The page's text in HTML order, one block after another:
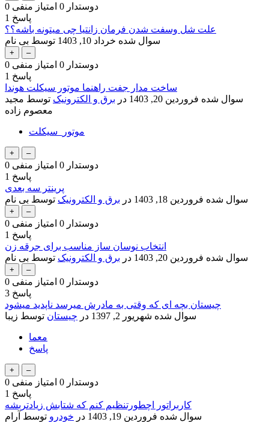
0 دوستدار 0 امتیاز منفی
1 پاسخ
علت شل وسفت شدن فرمان زانتیا چی میتونه باشه؟؟
سوال شده خرداد 10, 1403 توسط بی نام
0 دوستدار 0 امتیاز منفی
1 پاسخ
ساخت مدار جفت راهنما موتور سیکلت هوندا
سوال شده فروردین 20, 1403 در برق و الکترونیک توسط مجید
معصوم زاده
موتور_سیکلت
0 دوستدار 0 امتیاز منفی
1 پاسخ
پرینتر سه بعدی
سوال شده فروردین 18, 1403 در برق و الکترونیک توسط بی نام
0 دوستدار 0 امتیاز منفی
1 پاسخ
انتخاب نوسان ساز مناسب برای جرقه زن
سوال شده فروردین 20, 1403 در برق و الکترونیک توسط بی نام
0 دوستدار 0 امتیاز منفی
3 پاسخ
چیستان بچه ای که وقتی به مادرش میرسد ناپدید میشود
سوال شده شهریور 2, 1397 در چیستان توسط زیبا
معما
پاسخ
0 دوستدار 0 امتیاز منفی
1 پاسخ
کاربراتور اچطورتنظیم کنم که شتابش زیادتربشه
سوال شده فروردین 19, 1403 در خودرو توسط آرام